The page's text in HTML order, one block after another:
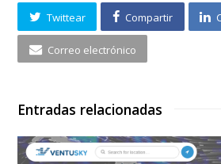
Twittear Compartir
Correo electrónico
Entradas relacionadas